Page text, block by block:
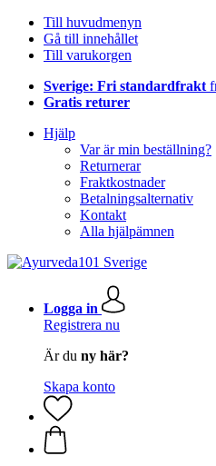
Till huvudmenyn
Gå till innehållet
Till varukorgen
Sverige: Fri standardfrakt
Gratis returer
Hjälp
Var är min beställning?
Returnerar
Fraktkostnader
Betalningsalternativ
Kontakt
Alla hjälpämnen
Logga in
Registrera nu
Är du ny här?
Skapa konto